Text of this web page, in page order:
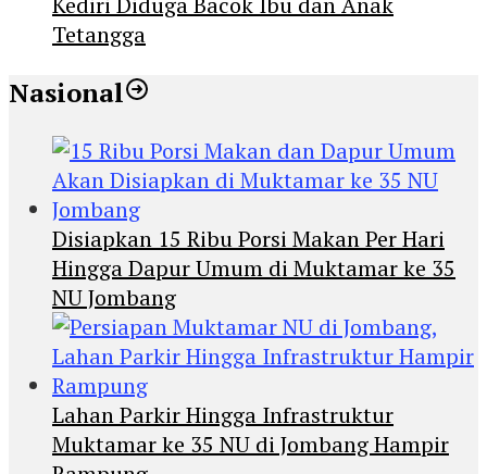
Tetangga
Nasional
Disiapkan 15 Ribu Porsi Makan Per Hari
Hingga Dapur Umum di Muktamar ke 35
NU Jombang
Lahan Parkir Hingga Infrastruktur
Muktamar ke 35 NU di Jombang Hampir